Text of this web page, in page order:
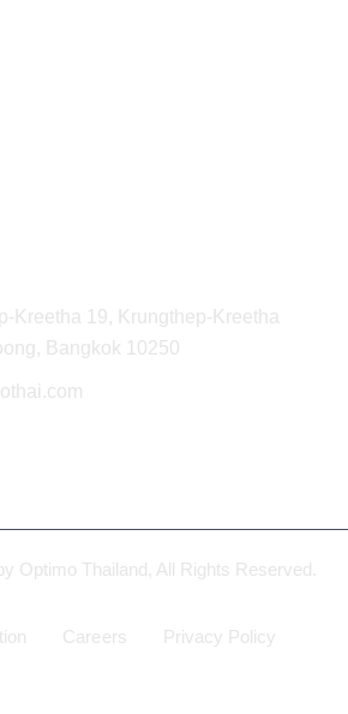
Kreetha 19, Krungthep-Kreetha
Bangkok 10250
Optimo Thailand, All Rights Reserved.
Careers Privacy Policy